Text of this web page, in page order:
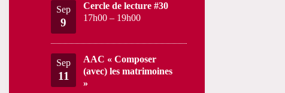
Sep
9
Cercle de lecture #30
17h00 – 19h00
Sep
11
AAC « Composer
(avec) les matrimoines
»